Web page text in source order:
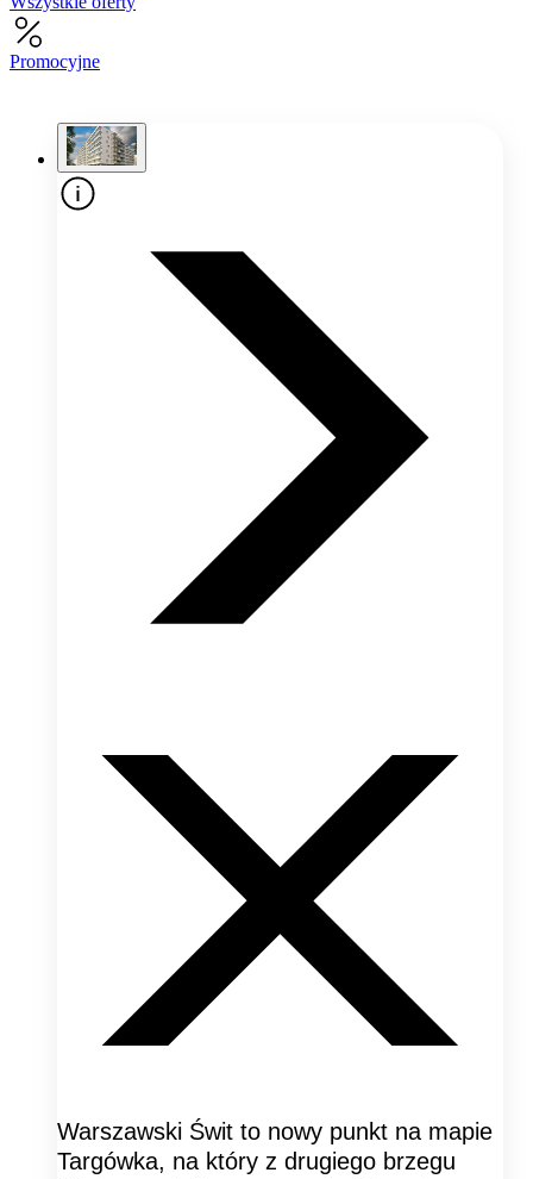
Promocyjne
Warszawski Świt to nowy punkt na mapie
Targówka, na który z drugiego brzegu